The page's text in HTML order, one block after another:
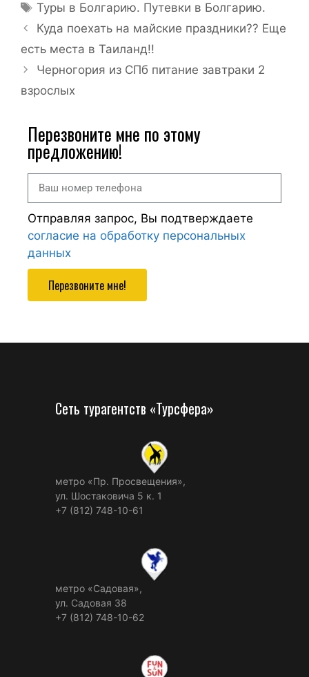
Туры в Болгарию. Путевки в Болгарию.
Куда поехать на майские праздники?? Еще
есть места в Таиланд!!
Черногория из СПб питание завтраки 2
взрослых
Перезвоните мне по этому
предложению!
Отправляя запрос, Вы подтверждаете
согласие на обработку персональных
данных
Перезвоните мне!
Сеть турагентств «Турсфера»
метро «Пр. Просвещения»,
ул. Шостаковича 5 к. 1
+7 (812) 748-10-61
метро «Садовая»,
ул. Садовая 38
+7 (812) 748-10-62